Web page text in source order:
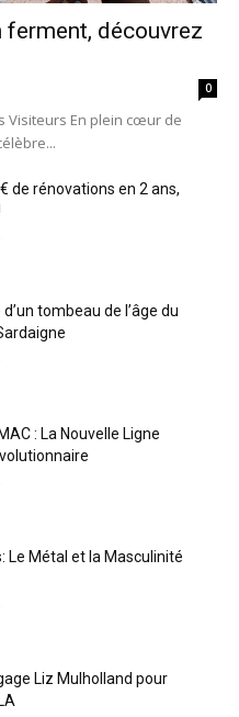
découvrez
0
Visiteurs En plein cœur de
de rénovations en 2 ans,
tombeau de l’âge du
: La Nouvelle Ligne
Le Métal et la Masculinité
Liz Mulholland pour